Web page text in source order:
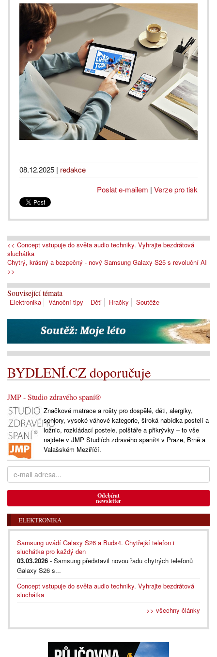
08.12.2025 | redakce
Poslat e-mailem | Verze pro tisk
<< Concept vstupuje do světa audio techniky. Vyhrajte bezdrátová
sluchátka
Chytrý, krásný a bezpečný - nový Samsung Galaxy S25 s revoluční AI
>>
Související témata
Elektronika Vánoční tipy Děti Hračky Soutěže
BYDLENÍ.CZ doporučuje
JMP - Studio zdravého spaní®
Značkové matrace a rošty pro dospělé, děti, alergiky,
seniory, vysoké váhové kategorie, široká nabídka postelí a
ložnic, rozkládací postele, polštáře a přikrývky – to vše
najdete v JMP Studiích zdravého spaní® v Praze, Brně a
Valašském Meziříčí.
Odebírat
newsletter
ELEKTRONIKA
Samsung uvádí Galaxy S26 a Buds4. Chytřejší telefon i
sluchátka pro každý den
03.03.2026 - Samsung představil novou řadu chytrých telefonů
Galaxy S26 s...
Concept vstupuje do světa audio techniky. Vyhrajte bezdrátová
sluchátka
>> všechny články